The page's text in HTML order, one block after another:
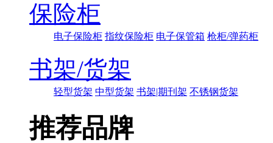
保险柜
电子保险柜 指纹保险柜 电子保管箱 枪柜/弹药柜
书架/货架
轻型货架 中型货架 书架|期刊架 不锈钢货架
推荐品牌